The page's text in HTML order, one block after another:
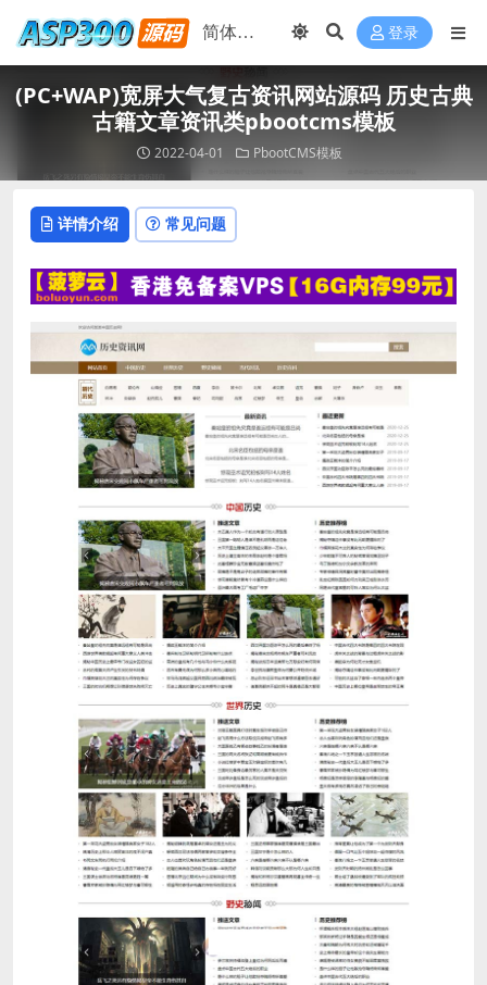
登录
(PC+WAP)宽屏大气复古资讯网站源码 历史古典
古籍文章资讯类pbootcms模板
2022-04-01 PbootCMS模板
详情介绍 常见问题